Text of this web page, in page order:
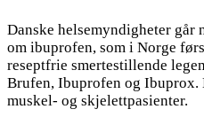
Danske helsemyndigheter går
om ibuprofen, som i Norge
reseptfrie smertestillende
Brufen, Ibuprofen og Ibuprox.
muskel- og skjelettpasienter.